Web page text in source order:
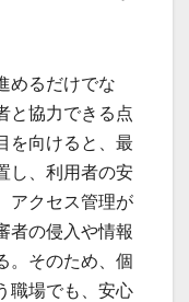
めるだけでな
と協力できる点
を向けると、最
し、利用者の安
アクセス管理が
者の侵入や情報
。そのため、個
職場でも、安心